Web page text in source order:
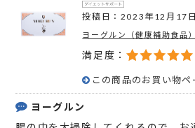
投稿日：2023年12月17日
ヨーグルン（健康補助食品）
満足度：
この商品のお買い物ペ
ヨーグルン